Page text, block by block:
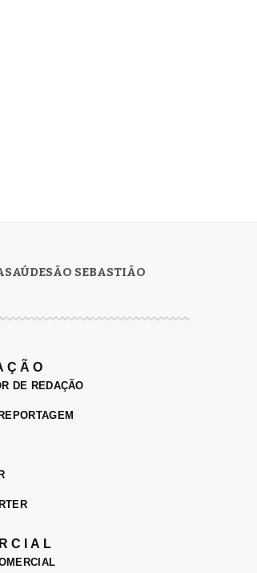
SAÚDESÃO SEBASTIÃO
DE REDAÇÃO